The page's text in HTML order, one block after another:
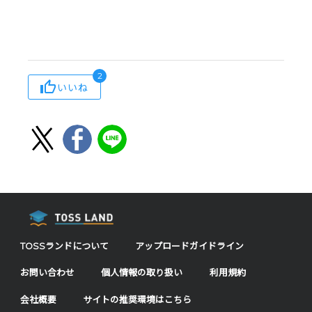
いいね
2
TOSSランドについて アップロードガイドライン
お問い合わせ 個人情報の取り扱い 利用規約
会社概要 サイトの推奨環境はこちら